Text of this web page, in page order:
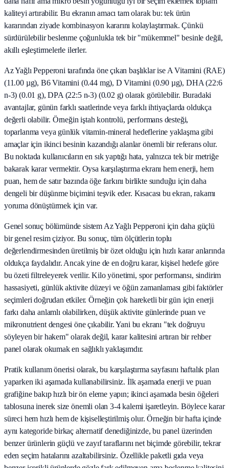
kaliteyi artırabilir. Bu ekranın amacı tam olarak bu: tek ürün
kararından ziyade kombinasyon kararını kolaylaştırmak. Çünkü
sürdürülebilir beslenme çoğunlukla tek bir "mükemmel" besinle değil,
akıllı eşleştirmelerle ilerler.
Az Yağlı Pepperoni tarafında öne çıkan başlıklar ise A Vitamini (RAE)
(11.00 µg), B6 Vitamini (0.44 mg), D Vitamini (0.90 µg), DHA (22:6
n-3) (0.01 g), DPA (22:5 n-3) (0.02 g) olarak görülebilir. Buradaki
avantajlar, günün farklı saatlerinde veya farklı ihtiyaçlarda oldukça
değerli olabilir. Örneğin iştah kontrolü, performans desteği,
toparlanma veya günlük vitamin-mineral hedeflerine yaklaşma gibi
amaçlar için ikinci besinin kazandığı alanlar önemli bir referans olur.
Bu noktada kullanıcıların en sık yaptığı hata, yalnızca tek bir metriğe
bakarak karar vermektir. Oysa karşılaştırma ekranı hem enerji, hem
puan, hem de satır bazında öğe farkını birlikte sunduğu için daha
dengeli bir düşünme biçimini teşvik eder. Kısacası bu ekran, rakamı
yoruma dönüştürmek için var.
Genel sonuç bölümünde sistem Az Yağlı Pepperoni için daha güçlü
bir genel resim çiziyor. Bu sonuç, tüm ölçütlerin toplu
değerlendirmesinden üretilmiş bir özet olduğu için hızlı karar anlarında
oldukça faydalıdır. Ancak yine de en doğru karar, kişisel hedefe göre
bu özeti filtreleyerek verilir. Kilo yönetimi, spor performansı, sindirim
hassasiyeti, günlük aktivite düzeyi ve öğün zamanlaması gibi faktörler
seçimleri doğrudan etkiler. Örneğin çok hareketli bir gün için enerji
farkı daha anlamlı olabilirken, düşük aktivite günlerinde puan ve
mikronutrient dengesi öne çıkabilir. Yani bu ekranı "tek doğruyu
söyleyen bir hakem" olarak değil, karar kalitesini artıran bir rehber
panel olarak okumak en sağlıklı yaklaşımdır.
Pratik kullanım önerisi olarak, bu karşılaştırma sayfasını haftalık plan
yaparken iki aşamada kullanabilirsiniz. İlk aşamada enerji ve puan
grafiğine bakıp hızlı bir ön eleme yapın; ikinci aşamada besin öğeleri
tablosuna inerek size önemli olan 3-4 kalemi işaretleyin. Böylece karar
süreci hem hızlı hem de kişiselleştirilmiş olur. Örneğin bir hafta içinde
aynı kategoride birkaç alternatif denediğinizde, bu panel üzerinden
benzer ürünlerin güçlü ve zayıf taraflarını net biçimde görebilir, tekrar
eden seçim hatalarını azaltabilirsiniz. Özellikle paketli gıda veya